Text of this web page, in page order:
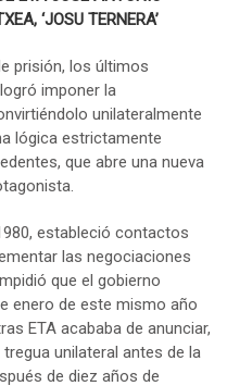
‘JOSU TERNERA’
prisión, los últimos
imponer la
unilateralmente
lógica estrictamente
que abre una nueva
estableció contactos
las negociaciones
que el gobierno
enero de este mismo año
ETA acababa de anunciar,
unilateral antes de la
de diez años de